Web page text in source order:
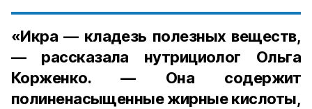
«Икра — кладезь полезных веществ,
— рассказала нутрициолог Ольга
Корженко. — Она содержит
полиненасыщенные жирные кислоты,